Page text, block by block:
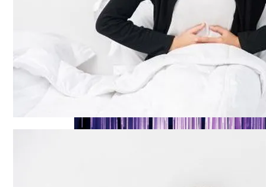
Женщине, Подкупавшей Избирателей,
Названы Автомобили, Владельцы